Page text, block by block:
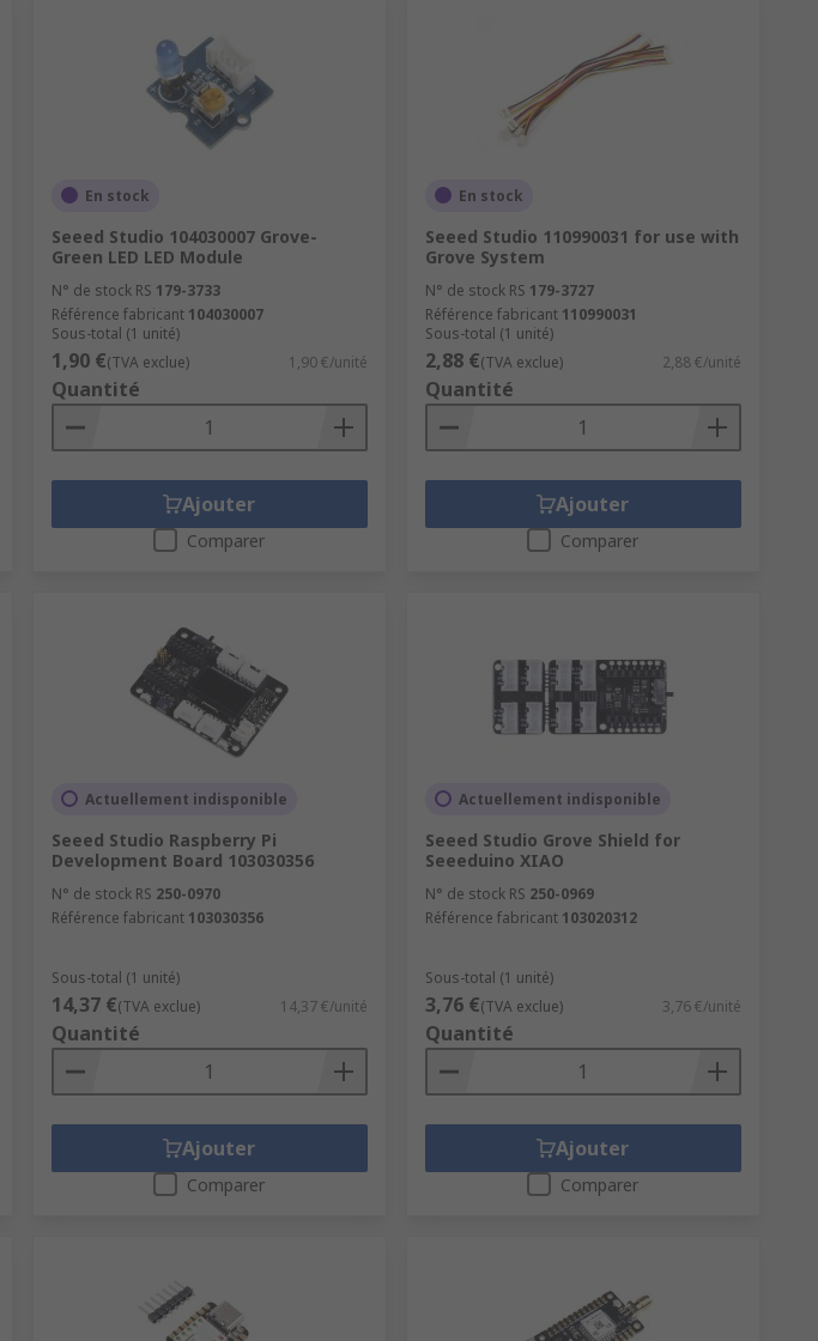
En stock
Seeed Studio 104030007 Grove-
Green LED LED Module
N° de stock RS 179-3733
Référence fabricant 104030007
Sous-total (1 unité)
1,90 €(TVA exclue) 1,90 €/unité
Quantité
Ajouter
Comparer
En stock
Seeed Studio 110990031 for use with
Grove System
N° de stock RS 179-3727
Référence fabricant 110990031
Sous-total (1 unité)
2,88 €(TVA exclue) 2,88 €/unité
Quantité
Ajouter
Comparer
Actuellement indisponible
Seeed Studio Raspberry Pi
Development Board 103030356
N° de stock RS 250-0970
Référence fabricant 103030356
Sous-total (1 unité)
14,37 €(TVA exclue) 14,37 €/unité
Quantité
Ajouter
Comparer
Actuellement indisponible
Seeed Studio Grove Shield for
Seeeduino XIAO
N° de stock RS 250-0969
Référence fabricant 103020312
Sous-total (1 unité)
3,76 €(TVA exclue) 3,76 €/unité
Quantité
Ajouter
Comparer